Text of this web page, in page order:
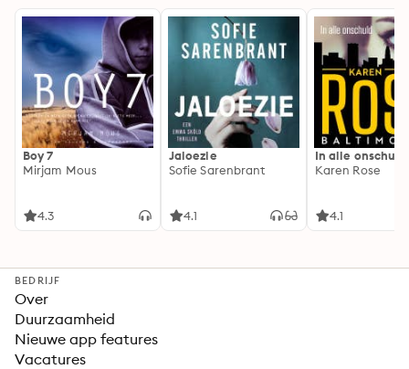
Boy 7
Mirjam Mous
4.3
Jaloezie
Sofie Sarenbrant
4.1
In alle onschuld
Karen Rose
4.1
BEDRIJF
Over
Duurzaamheid
Nieuwe app features
Vacatures